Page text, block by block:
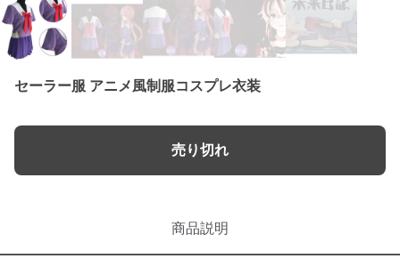
セーラー服 アニメ風制服コスプレ衣装
売り切れ
商品説明